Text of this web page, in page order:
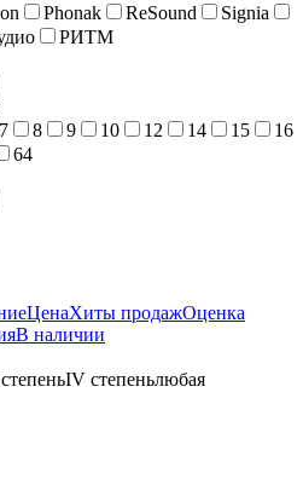
Phonak ReSound
Signia
РИТМ
7 8 9 10 12 14 15
16
64
ЦенаХиты продажОценка
В наличии
IV степеньлюбая